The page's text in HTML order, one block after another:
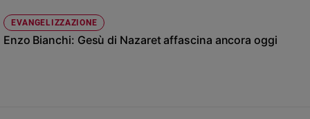
Santo
del
EVANGELIZZAZIONE
Enzo Bianchi: Gesù di Nazaret affascina ancora oggi